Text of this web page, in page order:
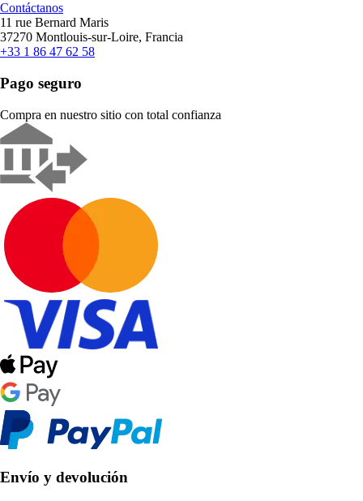
Contáctanos
11 rue Bernard Maris
37270 Montlouis-sur-Loire, Francia
+33 1 86 47 62 58
Pago seguro
Compra en nuestro sitio con total confianza
Envío y devolución